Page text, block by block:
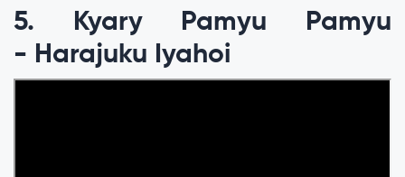
5. Kyary Pamyu Pamyu
- Harajuku Iyahoi